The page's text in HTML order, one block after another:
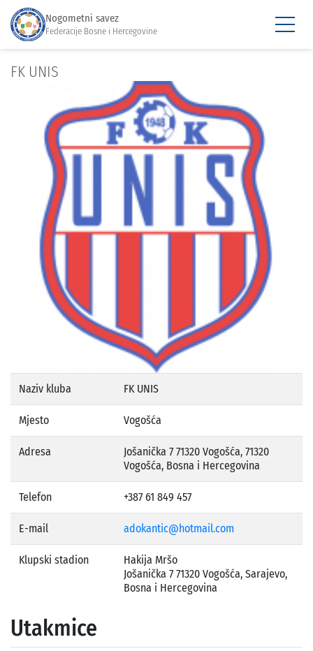
Nogometni savez
Federacije Bosne i Hercegovine
FK UNIS
Naziv kluba FK UNIS
Mjesto Vogošća
Adresa
Jošanička 7 71320 Vogošća, 71320
Vogošća, Bosna i Hercegovina
Telefon +387 61 849 457
E-mail adokantic@hotmail.com
Klupski stadion
Hakija Mršo
Jošanička 7 71320 Vogošća, Sarajevo,
Bosna i Hercegovina
Utakmice